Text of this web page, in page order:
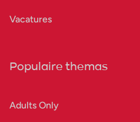
Vacatures
Populaire themas
Adults Only